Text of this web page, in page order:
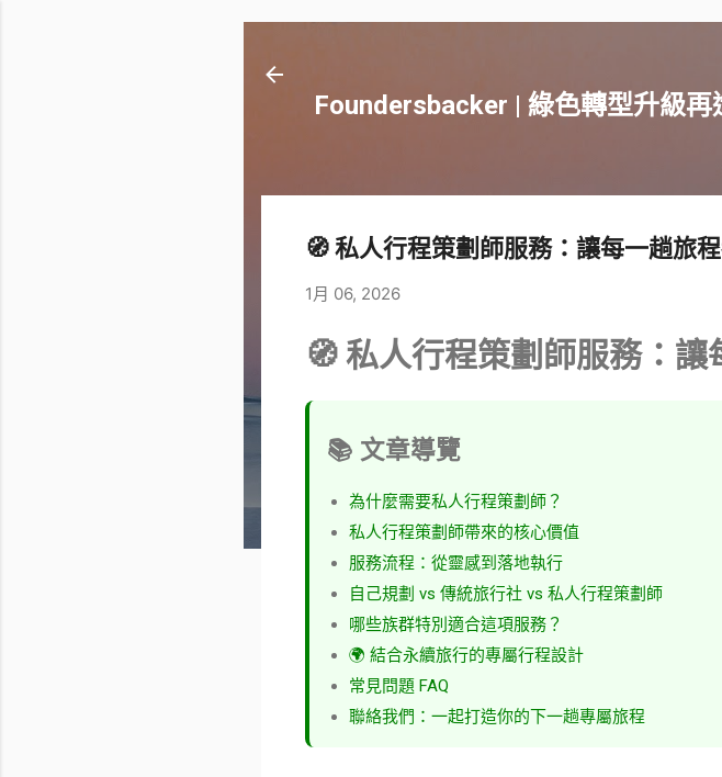
跳
Foundersbacker | 綠色轉型升級再
🧭 私人行程策劃師服務：讓每一趟旅
1月 06, 2026
🧭 私人行程策劃師服務：
📚 文章導覽
為什麼需要私人行程策劃師？
私人行程策劃師帶來的核心價值
服務流程：從靈感到落地執行
自己規劃 vs 傳統旅行社 vs 私人行程策劃師
哪些族群特別適合這項服務？
🌍 結合永續旅行的專屬行程設計
常見問題 FAQ
聯絡我們：一起打造你的下一趟專屬旅程